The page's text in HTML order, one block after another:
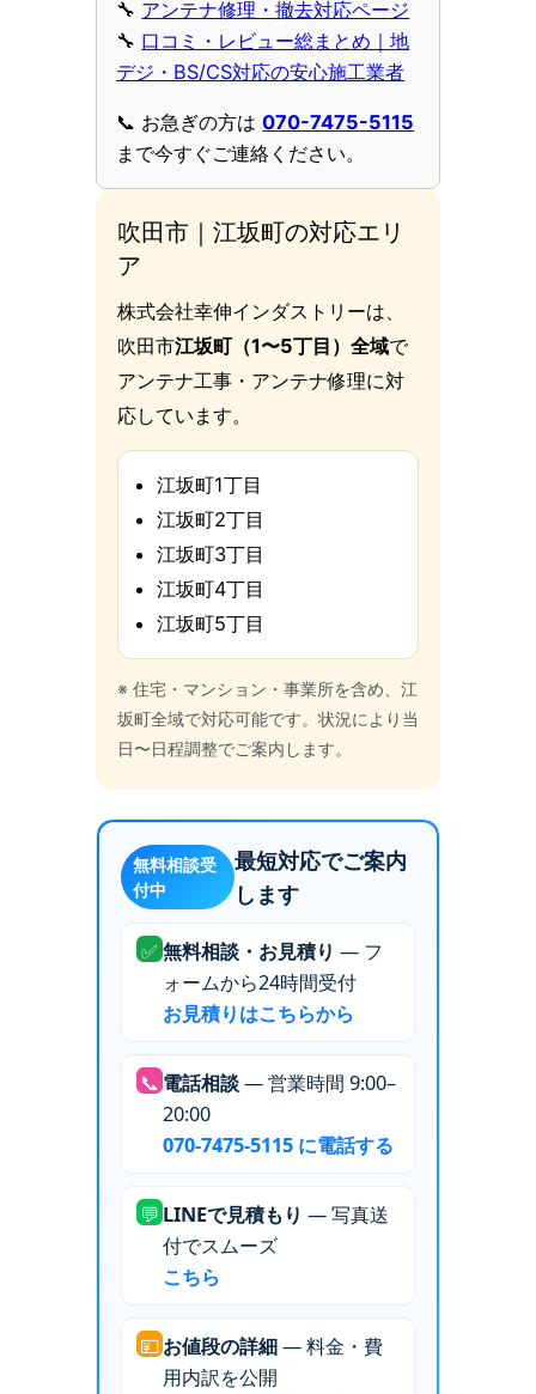
🔧 アンテナ修理・撤去対応ページ
🔧 口コミ・レビュー総まとめ｜地
デジ・BS/CS対応の安心施工業者
📞 お急ぎの方は070-7475-5115
まで今すぐご連絡ください。
吹田市｜江坂町の対応エリ
ア
株式会社幸伸インダストリーは、
吹田市江坂町（1〜5丁目）全域で
アンテナ工事・アンテナ修理に対
応しています。
江坂町1丁目
江坂町2丁目
江坂町3丁目
江坂町4丁目
江坂町5丁目
※ 住宅・マンション・事業所を含め、江
坂町全域で対応可能です。状況により当
日〜日程調整でご案内します。
無料相談受
付中
最短対応でご案内
します
✅ 無料相談・お見積り — フ
ォームから24時間受付
お見積りはこちらから
📞 電話相談— 営業時間 9:00–
20:00
070-7475-5115 に電話する
💬 LINEで見積もり — 写真送
付でスムーズ
こちら
💴お値段の詳細— 料金・費
用内訳を公開